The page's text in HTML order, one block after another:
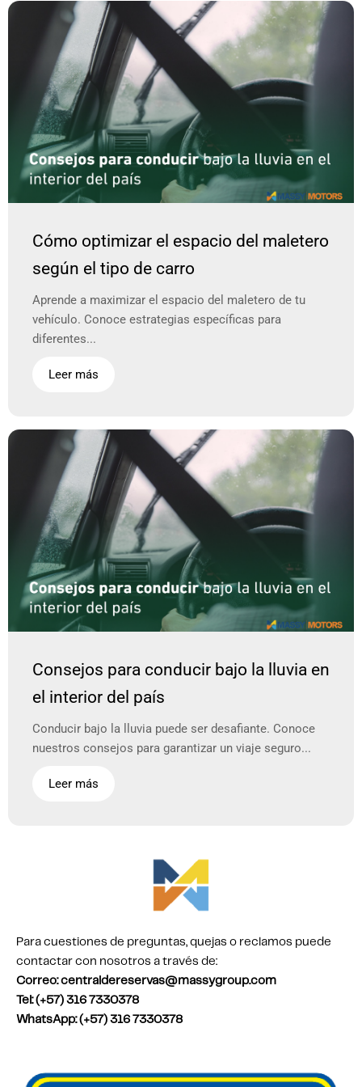
Cómo optimizar el espacio del maletero
según el tipo de carro
Aprende a maximizar el espacio del maletero de tu
vehículo. Conoce estrategias específicas para
diferentes...
Leer más
Consejos para conducir bajo la lluvia en
el interior del país
Conducir bajo la lluvia puede ser desafiante. Conoce
nuestros consejos para garantizar un viaje seguro...
Leer más
Para cuestiones de preguntas, quejas o reclamos puede
contactar con nosotros a través de:
Correo: centraldereservas@massygroup.com
Tel: (+57) 316 7330378
WhatsApp: (+57) 316 7330378